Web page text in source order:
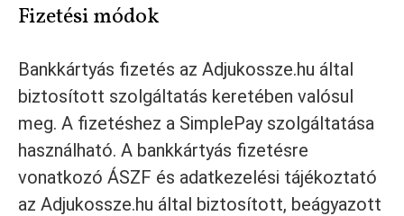
Fizetési módok
Bankkártyás fizetés az Adjukossze.hu által
biztosított szolgáltatás keretében valósul
meg. A fizetéshez a SimplePay szolgáltatása
használható. A bankkártyás fizetésre
vonatkozó ÁSZF és adatkezelési tájékoztató
az Adjukossze.hu által biztosított, beágyazott